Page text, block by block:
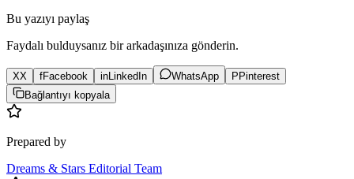
Bu yazıyı paylaş
Faydalı bulduysanız bir arkadaşınıza gönderin.
XX fFacebook inLinkedIn WhatsApp P Pinterest
Bağlantıyı kopyala
Prepared by
Dreams & Stars Editorial Team